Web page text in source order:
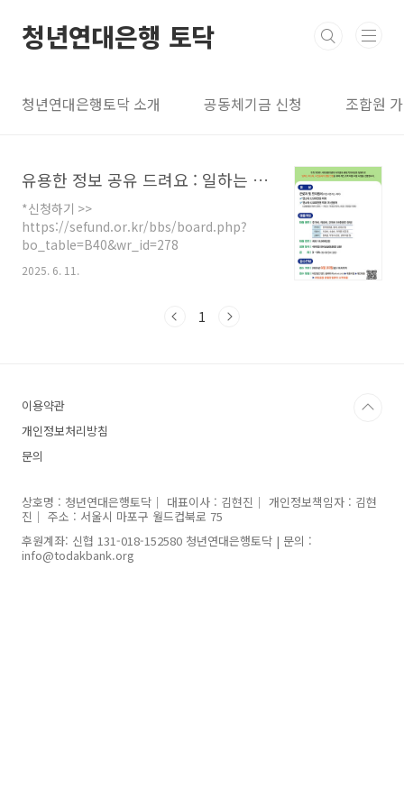
청년연대은행 토닥
청년연대은행토닥 소개 공동체기금 신청 조합원
유용한 정보 공유 드려요 : 일하는 사람들을 위한 소액대출 지원사업
*신청하기 >>
https://sefund.or.kr/bbs/board.php?
bo_table=B40&wr_id=278
2025. 6. 11.
1
이용약관
개인정보처리방침
문의
상호명 : 청년연대은행토닥｜ 대표이사 : 김현진｜ 개인정보책임자 : 김현
진｜ 주소 : 서울시 마포구 월드컵북로 75
후원계좌: 신협 131-018-152580 청년연대은행토닥 | 문의 :
info@todakbank.org